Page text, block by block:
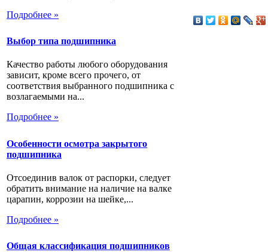
Подробнее »
Выбор типа подшипника
Качество работы любого оборудования
зависит, кроме всего прочего, от
соответствия выбранного подшипника с
возлагаемыми на...
Подробнее »
Особенности осмотра закрытого
подшипника
Отсоединив валок от распорки, следует
обратить внимание на наличие на валке
царапин, коррозии на шейке,...
Подробнее »
Общая классификация подшипников